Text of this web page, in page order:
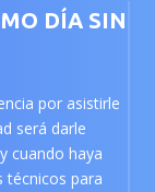
DÍA SIN
por asistirle
será darle
cuando haya
técnicos para